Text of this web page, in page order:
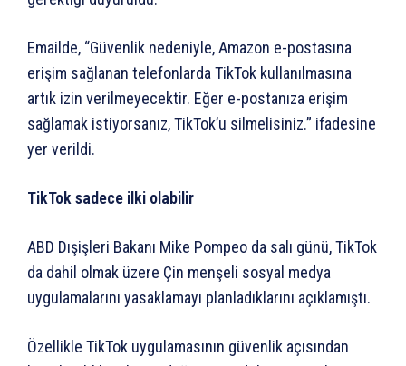
Emailde, “Güvenlik nedeniyle, Amazon e-postasına
erişim sağlanan telefonlarda TikTok kullanılmasına
artık izin verilmeyecektir. Eğer e-postanıza erişim
sağlamak istiyorsanız, TikTok’u silmelisiniz.” ifadesine
yer verildi.
TikTok sadece ilki olabilir
ABD Dışişleri Bakanı Mike Pompeo da salı günü, TikTok
da dahil olmak üzere Çin menşeli sosyal medya
uygulamalarını yasaklamayı planladıklarını açıklamıştı.
Özellikle TikTok uygulamasının güvenlik açısından